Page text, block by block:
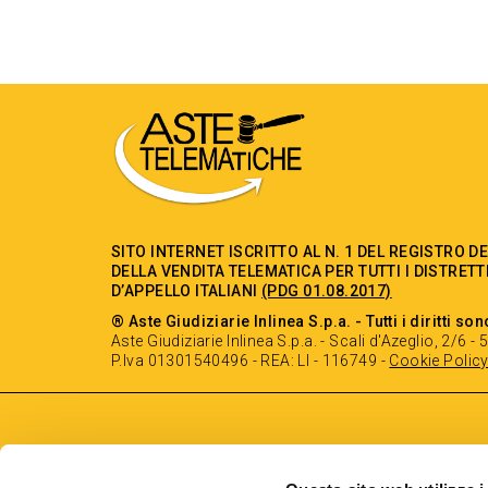
SITO INTERNET ISCRITTO AL N. 1 DEL REGISTRO
DELLA VENDITA TELEMATICA PER TUTTI I
D’APPELLO ITALIANI (PDG 01.08.2017)
® Aste Giudiziarie Inlinea S.p.a. - Tutti i diritti
Aste Giudiziarie Inlinea S.p.a. - Scali d'Azeglio, 2/6 -
P.Iva 01301540496 - REA: LI - 116749 - Cookie Policy